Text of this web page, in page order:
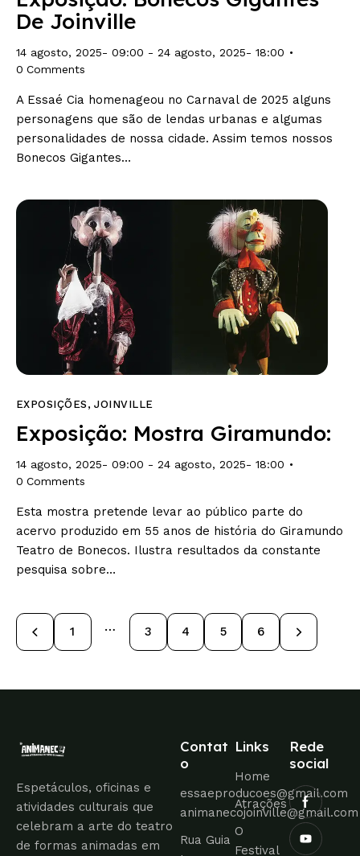
De Joinville
14 agosto, 2025- 09:00 - 24 agosto, 2025- 18:00
0 Comments
A Essaé Cia homenageou no Carnaval de 2025 alguns
personagens que são de lendas urbanas e algumas
personalidades de nossa cidade. Assim temos nossos
Bonecos Gigantes…
EXPOSIÇÕES ,JOINVILLE
Exposição: Mostra Giramundo:
14 agosto, 2025- 09:00 - 24 agosto, 2025- 18:00
0 Comments
Esta mostra pretende levar ao público parte do
acervo produzido em 55 anos de história do Giramundo
Teatro de Bonecos. Ilustra resultados da constante
pesquisa sobre…
1 … 3 4 5 6
>
Espetáculos, oficinas e
atividades culturais que
celebram a arte do teatro
de formas animadas em
Contat
o
essaeproducoes@gmail.com
animanecojoinville@gmail.com
Rua Guia
Links
Home
Atrações
O
Festival
Rede
social